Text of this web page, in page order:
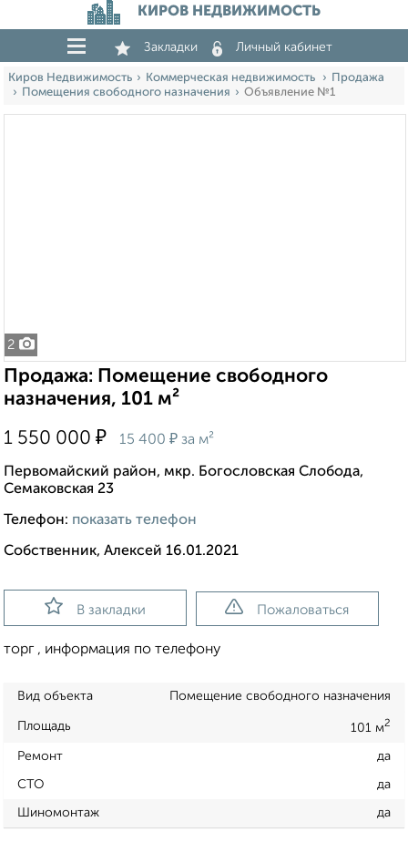
КИРОВ НЕДВИЖИМОСТЬ
Закладки Личный кабинет
Киров Недвижимость Коммерческая недвижимость
Продажа
Помещения свободного назначения
Объявление №1
2
Продажа: Помещение свободного
назначения, 101 м²
1 550 000 ₽ 15 400 ₽ за м²
Первомайский район, мкр. Богословская Слобода,
Семаковская 23
Телефон: показать телефон
Собственник, Алексей 16.01.2021
В закладки Пожаловаться
торг , информация по телефону
Вид объекта Помещение свободного назначения
Площадь 101 м2
Ремонт да
СТО да
Шиномонтаж да